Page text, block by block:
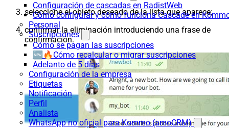
Configuración de cascadas en RadistWeb
Cómo configurar y cómo funciona Cascade en
Personal
Suscripciones
Cómo se pagan las suscripciones
🆕🔥Cómo recalcular o migrar suscripciones
Adelanto de 5 días
Configuración de la empresa
Etiquetas
Notificación
Perfil
Analista
WhatsApp no oficial para Kommo (amoCRM)
seleccione el objeto deseado de la lista que aparece;
confirmar la eliminación introduciendo una frase de
confirmación.